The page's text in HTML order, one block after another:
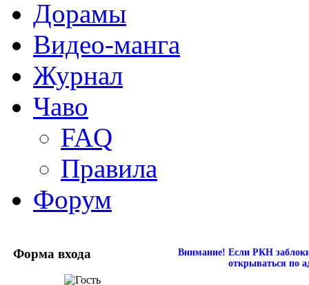
Дорамы
Видео-манга
Журнал
Чаво
FAQ
Правила
Форум
Форма входа
Внимание! Если РКН
открываться по